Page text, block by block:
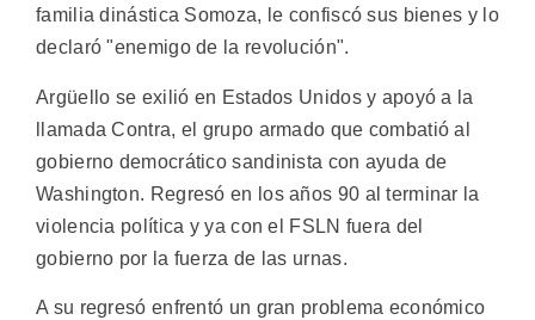
familia dinástica Somoza, le confiscó sus bienes y lo
declaró "enemigo de la revolución".
Argüello se exilió en Estados Unidos y apoyó a la
llamada Contra, el grupo armado que combatió al
gobierno democrático sandinista con ayuda de
Washington. Regresó en los años 90 al terminar la
violencia política y ya con el FSLN fuera del
gobierno por la fuerza de las urnas.
A su regresó enfrentó un gran problema económico